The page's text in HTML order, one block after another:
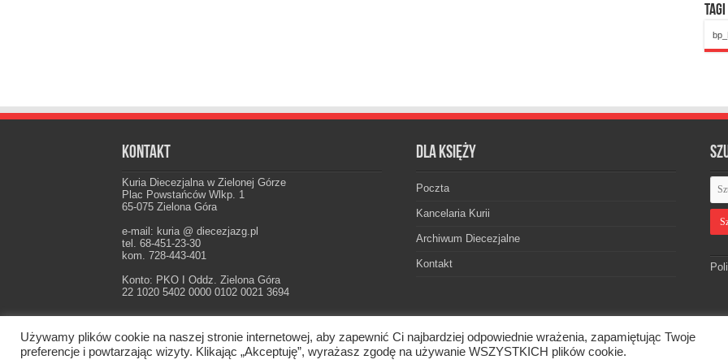
Tagi
Kontakt
Kuria Diecezjalna w Zielonej Górze
Plac Powstańców Wlkp. 1
65-075 Zielona Góra
e-mail: kuria @ diecezjazg.pl
tel. 68-451-23-30
kom. 728-443-401
Konto: PKO I Oddz. Zielona Góra
22 1020 5402 0000 0102 0021 3694
Dla księży
Poczta
Kancelaria Kurii
Archiwum Diecezjalne
Kontakt
Oficjalna strona Diecezji Zielonogórsko-Gorzowskiej. © 2026. Wszelkie prawa zastrzeżone.
Używamy plików cookie na naszej stronie internetowej, aby zapewnić Ci najbardziej odpowiednie wrażenia, zapamiętując Twoje
preferencje i powtarzając wizyty. Klikając „Akceptuję”, wyrażasz zgodę na używanie WSZYSTKICH plików cookie.